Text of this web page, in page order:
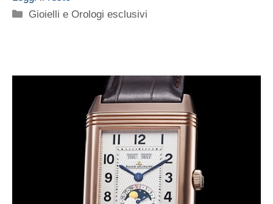
Categorie
Gioielli e Orologi esclusivi